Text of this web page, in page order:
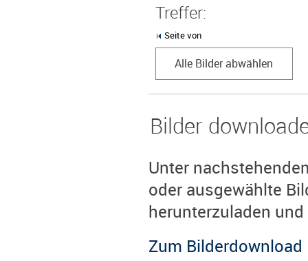
Treffer:
Seite von
Alle Bilder abwählen
Bilder
Unter
oder ausgewählte
herunterzuladen
Zum Bilderdownload